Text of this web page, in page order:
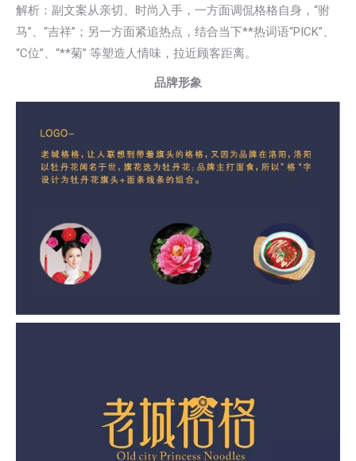
解析：副文案从亲切、时尚入手，一方面调侃格格自身，“驸
马”、“吉祥”；另一方面紧追热点，结合当下**热词语“PICK”、
“C位”、“**菊” 等塑造人情味，拉近顾客距离。
品牌形象